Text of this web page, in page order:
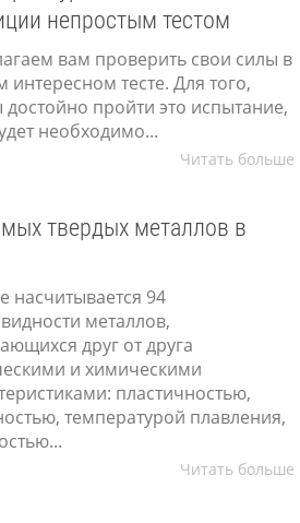
непростым тестом
вам проверить свои силы в
интересном тесте. Для того,
достойно пройти это испытание,
необходимо...
Читать больше
твердых металлов в
насчитывается 94
металлов,
друг от друга
и химическими
пластичностью,
температурой плавления,
Читать больше